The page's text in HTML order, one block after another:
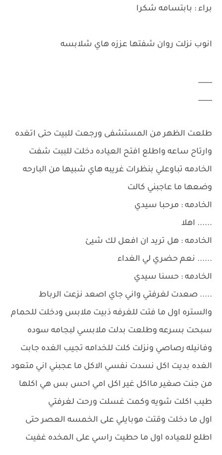
براء : بابتسامه شكرا
انوب نزلت روان شفتها عززه هاي شلابسه
____
____
طلعت الظهر من المستشفى ورجعت للبيت حتى اتغده
وارتاح ساعه واطلع افتح العياده دخلت للببت شفت
الخادمه تباوعلي بنظرات غريبه هاي شبيها من البارحه
وضعها ما عاجبني كالت
الخادمه : مرحبا سيدي
...... اهلا
الخادمه : هل تريد ان افعل لك شيئ
...... نعم حضري لي الغداء
الخادمه : حسنا سيدي
..... صعدت لغرفتي واني جاي اصعد نزعت الرباط
والستره اول ما فتت للغرفه ذبيت ملابس ودخلت للحمام
سبحت بسرعه وطلعت بدلت ملابسي لبجامه سوده
وفانيله رصاصي ونزلت كلت للخدامه تجيب الغده جابت
الغده بديت اكل نسدت نفسي الاكل ما عجبني اني متعود
من جنت صغير مااكل غير اكل امي احس بس هي اكلها
طيب اكلت شويه وكمت غسلت ورحت لغرفتي
اول ما دخلت وقتت موبايلي على الخمسه العصر حتى
اطلع للعياده اول ما حطيت راسي على المخده غفيت